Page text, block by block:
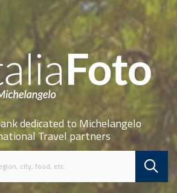
dedicated to Michelangelo
Travel partners